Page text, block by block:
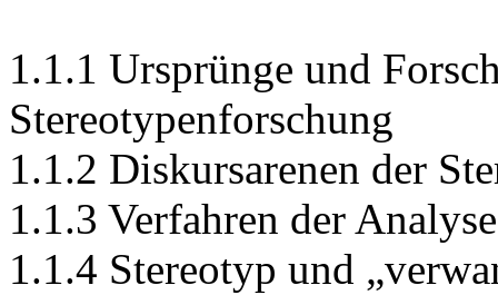
1.1.1 Ursprünge und
Stereotypenforschung
1.1.2 Diskursarenen der
1.1.3 Verfahren der
1.1.4 Stereotyp und